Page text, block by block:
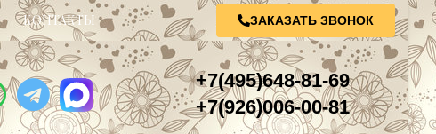
КОНТАКТЫ ЗАКАЗАТЬ ЗВОНОК
+7(495)648-81-69
+7(926)006-00-81